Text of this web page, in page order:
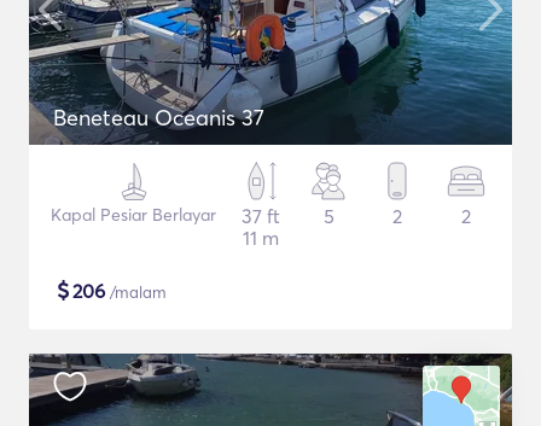
Beneteau Oceanis 37
Kapal Pesiar Berlayar
37 ft
11 m
5 2 2
$206 /malam